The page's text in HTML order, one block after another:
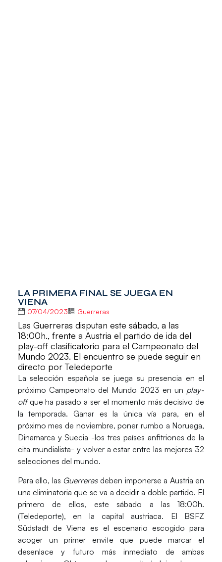
LA PRIMERA FINAL SE JUEGA EN
VIENA
07/04/2023 Guerreras
Las Guerreras disputan este sábado, a las
18:00h., frente a Austria el partido de ida del
play-off clasificatorio para el Campeonato del
Mundo 2023. El encuentro se puede seguir en
directo por Teledeporte
La selección española se juega su presencia en el
próximoCampeonato del Mundo 2023 en un play-
offque ha pasado a ser el momento más decisivo de
la temporada. Ganar es la única vía para, en el
próximo mes de noviembre, poner rumbo a Noruega,
Dinamarca y Suecia -los tres países anfitriones de la
cita mundialista- y volver a estar entre las mejores 32
selecciones del mundo.
Para ello, las Guerrerasdeben imponerse a Austria en
una eliminatoria que se va a decidir a doble partido. El
primero de ellos, este sábado a las 18:00h.
(Teledeporte), en la capital austriaca. El BSFZ
SüdstadtdeViena es el escenario escogido para
acoger un primer envite que puede marcar el
desenlace y futuro más inmediato de ambas